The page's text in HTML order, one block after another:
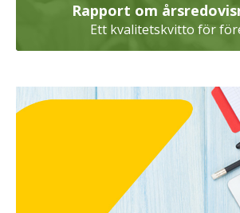
Rapport om
Ett kvalitetskvitto för